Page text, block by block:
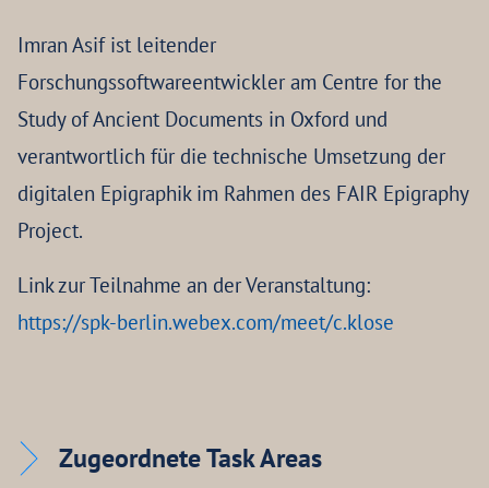
Imran Asif ist leitender
Forschungssoftwareentwickler am Centre for the
Study of Ancient Documents in Oxford und
verantwortlich für die technische Umsetzung der
digitalen Epigraphik im Rahmen des FAIR Epigraphy
Project.
Link zur Teilnahme an der Veranstaltung:
https://spk-berlin.webex.com/meet/c.klose
Zugeordnete Task Areas